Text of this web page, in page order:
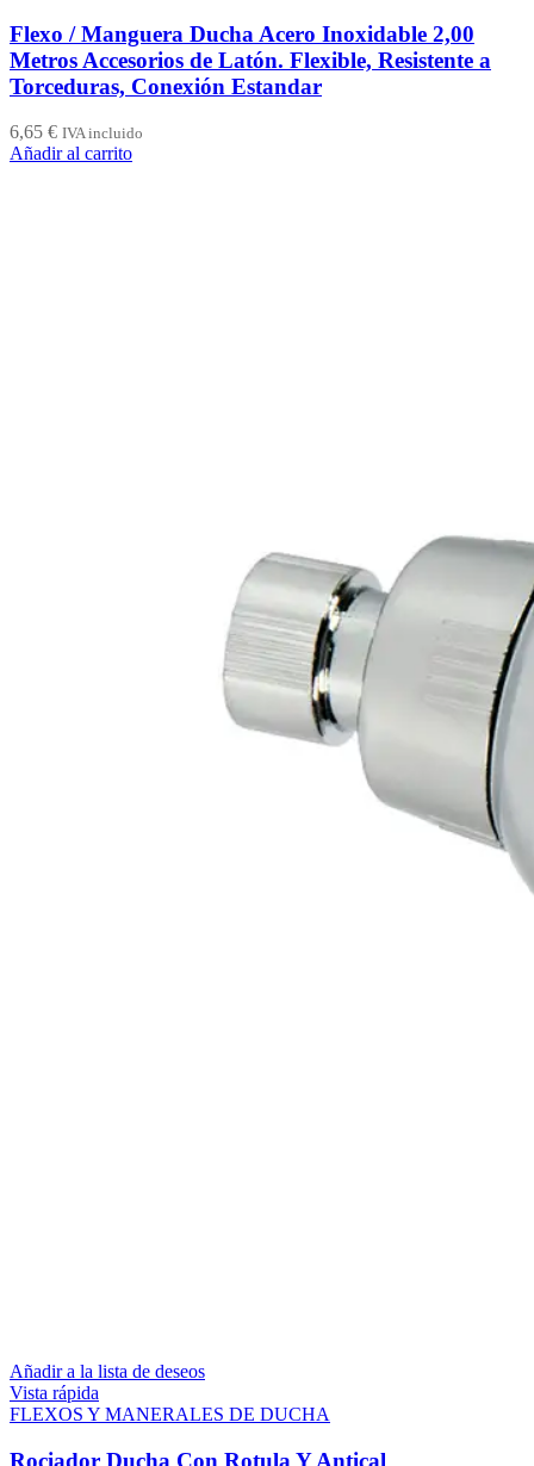
Flexo / Manguera Ducha Acero Inoxidable 2,00
Metros Accesorios de Latón. Flexible, Resistente a
Torceduras, Conexión Estandar
6,65 € IVA incluido
Añadir al carrito
Añadir a la lista de deseos
Vista rápida
FLEXOS Y MANERALES DE DUCHA
Rociador Ducha Con Rotula Y Antical